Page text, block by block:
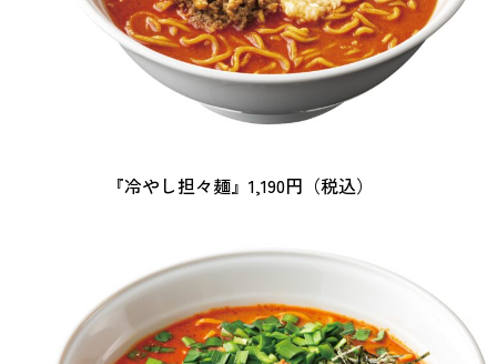
『冷やし担々麺』1,190円（税込）